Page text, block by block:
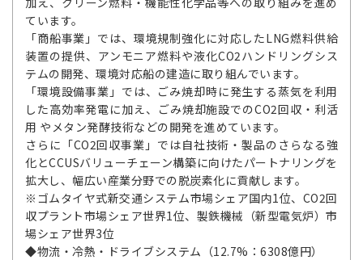
ています。
「商船事業」では、環境規制強化に対応したLNG燃料供給
装置の提供、アンモニア燃料や液化CO2ハンドリングシス
テムの開発、環境対応船の建造に取り組んでいます。
「環境設備事業」では、ごみ焼却時に発生する蒸気を利用
した高効率発電に加え、ごみ焼却施設でのCO2回収・利活
用 やメタン発酵技術などの開発を進めています。
さらに「CO2回収事業」では自社技術・製品のさらなる強
化とCCUSバリューチェーン構築に向けたパートナリングを
拡大し、幅広い産業分野での脱炭素化に貢献します。
※ゴムタイヤ式新交通システム市場シェア国内1位、CO2回
収プラント市場シェア世界1位、製鉄機械（新型電気炉）市
場シェア世界3位
◆物流・冷熱・ドライブシステム（12.7%：6308億円）